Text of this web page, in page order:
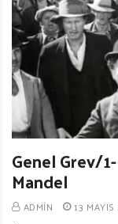
Genel Grev/
Mandel
ADMIN 13